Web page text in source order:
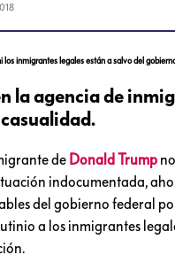
los inmigrantes legales están a salvo del
la agencia de
de Donald Trump
indocumentada,
del gobierno federal
a los inmigrantes